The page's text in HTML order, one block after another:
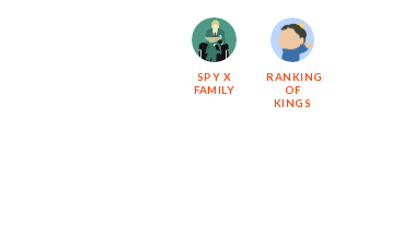
SPY X
FAMILY
RANKING
OF
KINGS